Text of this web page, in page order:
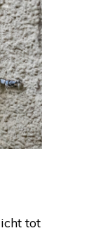
tot